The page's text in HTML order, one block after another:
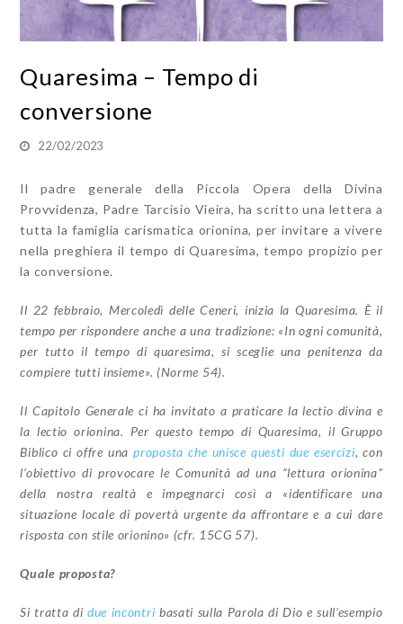
Quaresima – Tempo di
conversione
22/02/2023
Il padre generale della Piccola Opera della Divina
Provvidenza, Padre Tarcisio Vieira, ha scritto una lettera a
tutta la famiglia carismatica orionina, per invitare a vivere
nella preghiera il tempo di Quaresima, tempo propizio per
la conversione.
Il 22 febbraio, Mercoledì delle Ceneri, inizia la Quaresima. È il
tempo per rispondere anche a una tradizione: «In ogni comunità,
per tutto il tempo di quaresima, si sceglie una penitenza da
compiere tutti insieme». (Norme 54).
Il Capitolo Generale ci ha invitato a praticare la lectio divina e
la lectio orionina. Per questo tempo di Quaresima, il Gruppo
Biblico ci offre unaproposta che unisce questi due esercizi, con
l’obiettivo di provocare le Comunità ad una “lettura orionina”
della nostra realtà e impegnarci così a «identificare una
situazione locale di povertà urgente da affrontare e a cui dare
risposta con stile orionino» (cfr. 15CG 57).
Quale proposta?
Si tratta didue incontri basati sulla Parola di Dio e sull’esempio